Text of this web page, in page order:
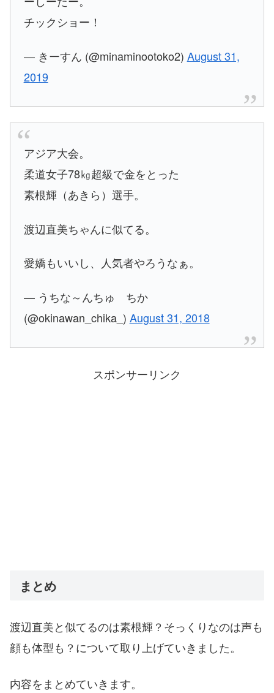
チックショー！
— きーすん (@minaminootoko2) August 31,
2019
アジア大会。
柔道女子78㎏超級で金をとった
素根輝（あきら）選手。
渡辺直美ちゃんに似てる。
愛嬌もいいし、人気者やろうなぁ。
— うちな～んちゅ ちか
(@okinawan_chika_) August 31, 2018
スポンサーリンク
まとめ
渡辺直美と似てるのは素根輝？そっくりなのは声も
顔も体型も？について取り上げていきました。
内容をまとめていきます。